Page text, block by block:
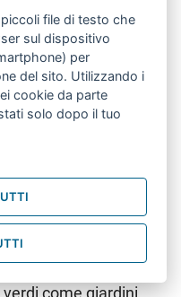
spazi comuni
pubblica.
che favoriscano
dei residenti e lo
commerciali
delle Erbe e
via San
le varie
la cura
file di testo che
sul dispositivo
per
del sito. Utilizzando i
cookie da parte
solo dopo il tuo